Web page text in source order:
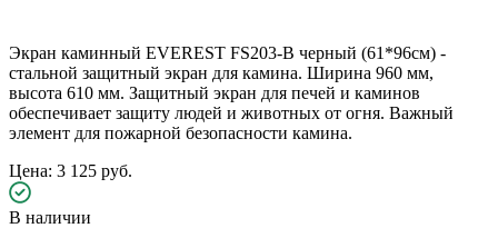
Экран каминный EVEREST FS203-B черный (61*96см) -
стальной защитный экран для камина. Ширина 960 мм,
высота 610 мм. Защитный экран для печей и каминов
обеспечивает защиту людей и животных от огня. Важный
элемент для пожарной безопасности камина.
Цена: 3 125 руб.
В наличии